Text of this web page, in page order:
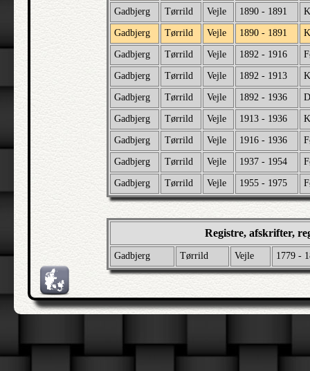
Gadbjerg Tørrild Vejle 1890 - 1891
Gadbjerg Tørrild Vejle 1890 - 1891
Gadbjerg Tørrild Vejle 1892 - 1916
Gadbjerg Tørrild Vejle 1892 - 1913
Gadbjerg Tørrild Vejle 1892 - 1936
Gadbjerg Tørrild Vejle 1913 - 1936
Gadbjerg Tørrild Vejle 1916 - 1936
Gadbjerg Tørrild Vejle 1937 - 1954
Gadbjerg Tørrild Vejle 1955 - 1975
Registre, afskrifter,
Gadbjerg Tørrild Vejle 1779 -